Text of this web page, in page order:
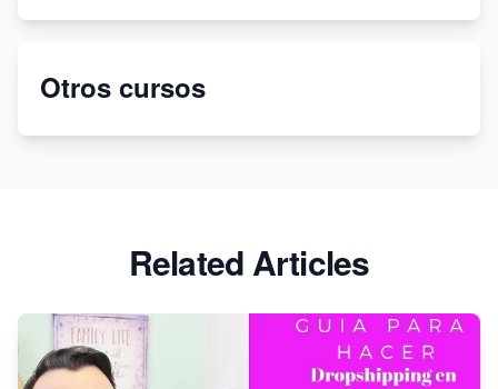
impresión bajo demanda
Otros cursos
Related Articles